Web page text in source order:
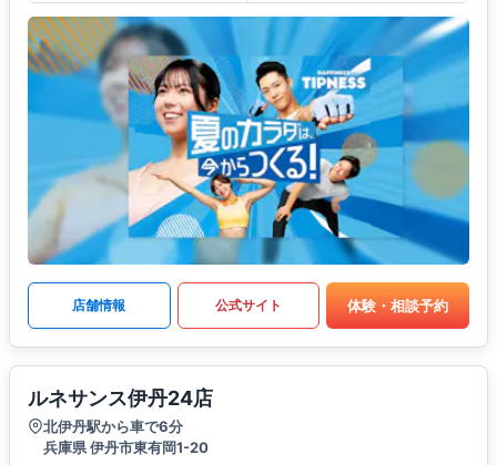
店舗情報 公式サイト 体験・相談予約
ルネサンス伊丹24店
北伊丹駅から車で6分
兵庫県 伊丹市東有岡1-20